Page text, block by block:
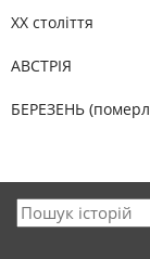
XX століття
АВСТРІЯ
БЕРЕЗЕНЬ